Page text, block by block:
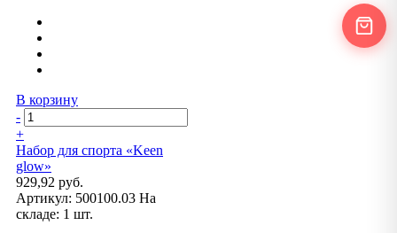
В корзину
-
+
Набор для спорта «Keen
glow»
929,92 руб.
Артикул: 500100.03 На
складе: 1 шт.